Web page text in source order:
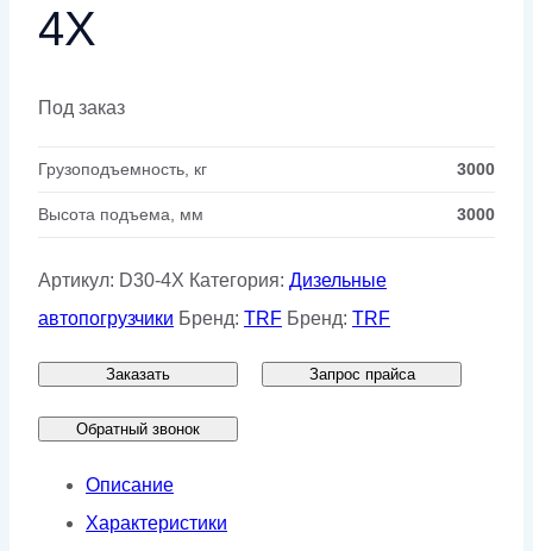
4X
Под заказ
Грузоподъемность, кг 3000
Высота подъема, мм 3000
Артикул: D30-4X Категория: Дизельные
автопогрузчики Бренд: TRF Бренд: TRF
Заказать Запрос прайса
Обратный звонок
Описание
Характеристики